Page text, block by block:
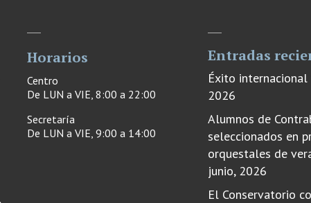
Horarios
Centro
De LUN a VIE, 8:00 a 22:00
Secretaría
De LUN a VIE, 9:00 a 14:00
Entradas
Éxito internacional
2026
Alumnos de
seleccionados en
orquestales de
junio, 2026
El Conservatorio